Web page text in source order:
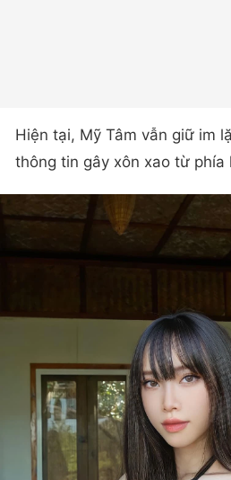
Hiện tại, Mỹ Tâm vẫn giữ im
thông tin gây xôn xao từ phía